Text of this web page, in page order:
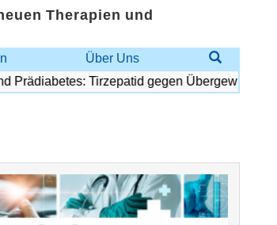
Therapien und
Über Uns
Tirzepatid gegen Übergewicht und